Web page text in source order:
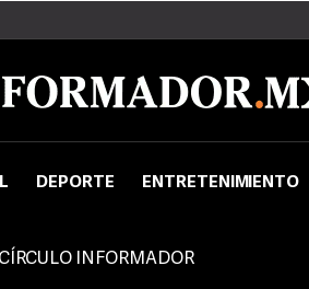
DEPORTE ENTRETENIMIENTO
CÍRCULO INFORMADOR